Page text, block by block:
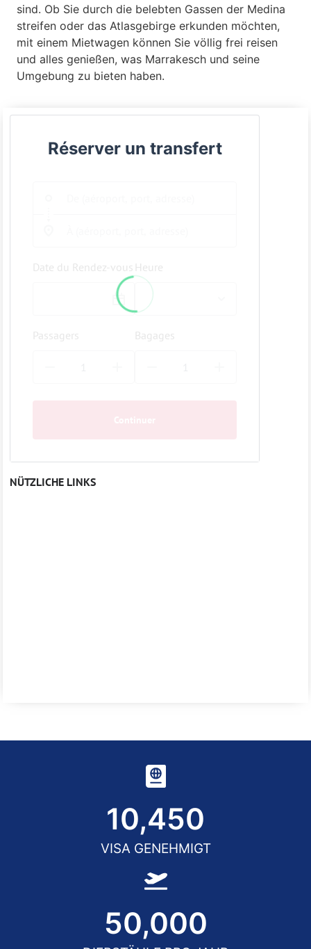
sind. Ob Sie durch die belebten Gassen der Medina
streifen oder das Atlasgebirge erkunden möchten,
mit einem Mietwagen können Sie völlig frei reisen
und alles genießen, was Marrakesch und seine
Umgebung zu bieten haben.
Réserver un transfert
Date du Rendez-vous Heure
Passagers Bagages
NÜTZLICHE LINKS
VISA GENEHMIGT
10,450
50,000